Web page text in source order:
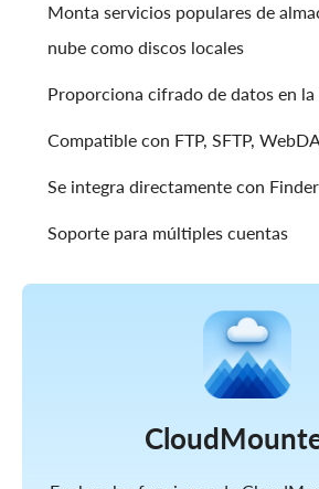
Monta servicios populares de
nube como discos locales
Proporciona cifrado de datos en la
Compatible con FTP, SFTP,
Se integra directamente con Finder
Soporte para múltiples cuentas